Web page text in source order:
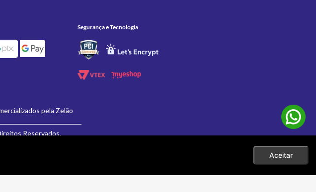
Aceitar
Segurança e Tecnologia
pela Zelão
Reservados.
alterações posteriores de preço. |